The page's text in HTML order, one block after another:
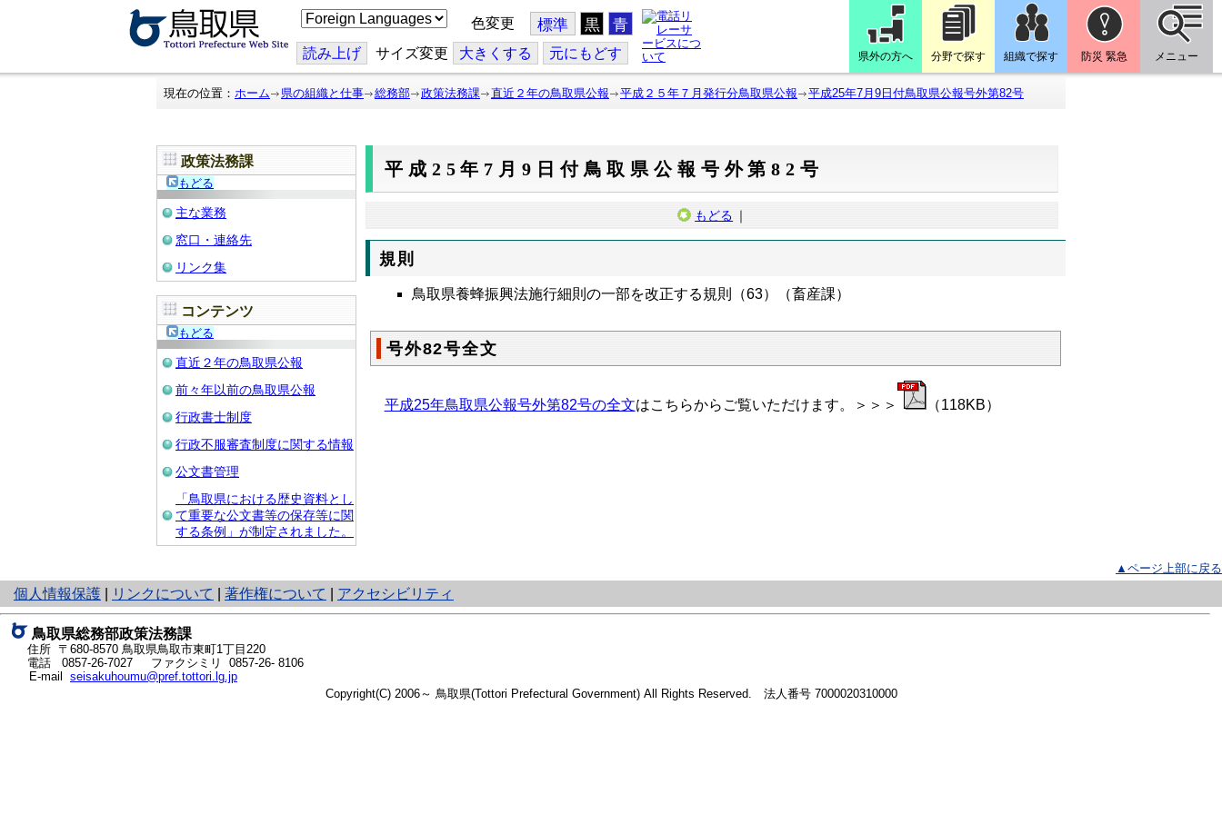
こ
の
ジ
を
翻
色変更 標準 黒 青
読み上げ サイズ変更 大きくする 元にもどす 県外の方へ 分野で探す 組織で探す 防災 緊急 メニュー
現在の位置： ホーム 県の組織と仕事 総務部 政策法務課 直近２年の鳥取県公報 平成２５年７月発行分鳥取県公報 平成25年7月9日付鳥取県公報号外第82号
政策法務課
もどる
主な業務
窓口・連絡先
リンク集
コンテンツ
もどる
直近２年の鳥取県公報
前々年以前の鳥取県公報
行政書士制度
行政不服審査制度に関する情報
公文書管理
「鳥取県における歴史資料とし
て重要な公文書等の保存等に関
する条例」が制定されました。
平成25年7月9日付鳥取県公報号外第82号
もどる ｜
規則
鳥取県養蜂振興法施行細則の一部を改正する規則（63）（畜産課）
号外82号全文
平成25年鳥取県公報号外第82号の全文はこちらからご覧いただけます。＞＞＞ （118KB）
▲ページ上部に戻る
個人情報保護
と
り
ネ
ッ
ト
へ
リンクについて 著作権について アクセシビリティ
鳥取県総務部政策法務課
住所 〒680-8570 鳥取県鳥取市東町1丁目220
電話 0857-26-7027
ファクシミリ 0857-26- 8106
E-mail seisakuhoumu@pref.tottori.lg.jp
Copyright(C) 2006～ 鳥取県(Tottori Prefectural Government) All Rights Reserved. 法人番号 7000020310000